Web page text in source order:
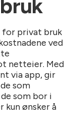
for privat bruk
ved
netteier. Med
via app, gir
som
som bor i
ønsker å